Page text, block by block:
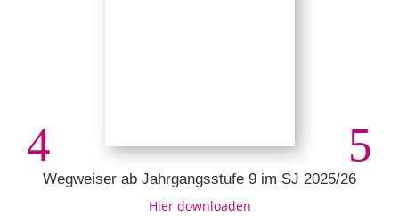
Wegweiser ab Jahrgangsstufe 9 im SJ 2025/26
Hier downloaden